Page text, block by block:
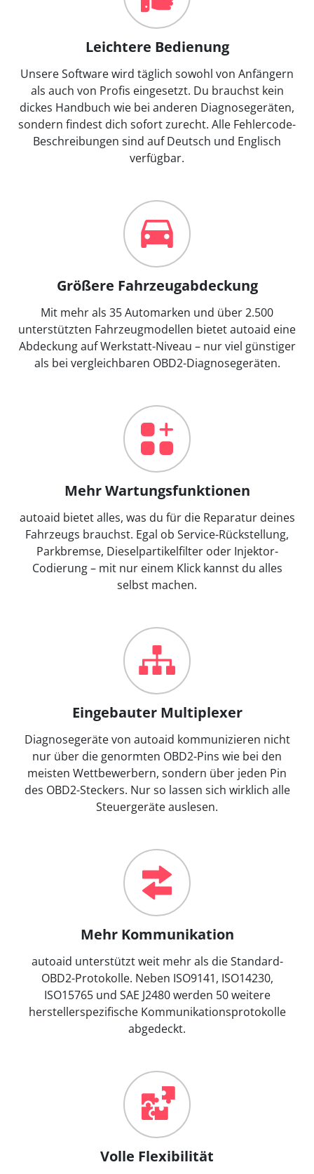
Leichtere Bedienung
Unsere Software wird täglich sowohl von Anfängern
als auch von Profis eingesetzt. Du brauchst kein
dickes Handbuch wie bei anderen Diagnosegeräten,
sondern findest dich sofort zurecht. Alle Fehlercode-
Beschreibungen sind auf Deutsch und Englisch
verfügbar.
Größere Fahrzeugabdeckung
Mit mehr als 35 Automarken und über 2.500
unterstützten Fahrzeugmodellen bietet autoaid eine
Abdeckung auf Werkstatt-Niveau – nur viel günstiger
als bei vergleichbaren OBD2-Diagnosegeräten.
Mehr Wartungsfunktionen
autoaid bietet alles, was du für die Reparatur deines
Fahrzeugs brauchst. Egal ob Service-Rückstellung,
Parkbremse, Dieselpartikelfilter oder Injektor-
Codierung – mit nur einem Klick kannst du alles
selbst machen.
Eingebauter Multiplexer
Diagnosegeräte von autoaid kommunizieren nicht
nur über die genormten OBD2-Pins wie bei den
meisten Wettbewerbern, sondern über jeden Pin
des OBD2-Steckers. Nur so lassen sich wirklich alle
Steuergeräte auslesen.
Mehr Kommunikation
autoaid unterstützt weit mehr als die Standard-
OBD2-Protokolle. Neben ISO9141, ISO14230,
ISO15765 und SAE J2480 werden 50 weitere
herstellerspezifische Kommunikationsprotokolle
abgedeckt.
Volle Flexibilität